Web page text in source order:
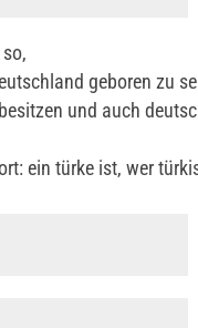
geboren zu
und auch
ein türke ist, wer